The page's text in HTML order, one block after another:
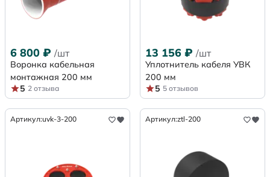
6 800 ₽ /шт
Воронка кабельная
монтажная 200 мм
5 2 отзыва
13 156 ₽ /шт
Уплотнитель кабеля УВК
200 мм
5 5 отзывов
Артикул:uvk-3-200 Артикул:ztl-200